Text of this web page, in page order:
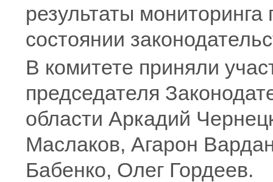
результаты мониторинга
состоянии
В комитете приняли
председателя
области Аркадий
Маслаков, Агарон
Бабенко, Олег Гордеев.